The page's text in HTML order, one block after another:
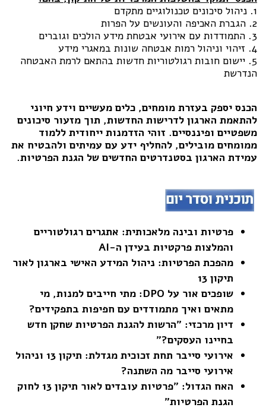
1. ניהול סיכונים טכנולוגיים מתקדם
2. הגברת האכיפה והעונשים על הפרות
3. התמודדות עם אירועי אבטחת מידע הולכים וגוברים
4. זיהוי וניהול רמות אבטחה שונות במאגרי מידע
5. יישום חובות רגולטוריות חדשות בהתאם לרמת האבטחה
הנדרשת
הכנס יספק בעזרת מומחים, כלים מעשיים וידע חיוני
להתאמת הארגון לדרישות החדשות, תוך מזעור סיכונים
משפטיים ופיננסיים. זוהי הזדמנות ייחודית ללמוד
ממומחים מובילים, להחליף ידע עם עמיתים ולהבטיח את
עמידת הארגון בסטנדרטים החדשים של הגנת הפרטיות.
פרטיות ובינה מלאכותית: אתגרים רגולטוריים
והמלצות פרקטיות בעידן ה-AI
מהפכת הפרטיות: ניהול המידע האישי בארגון לאור
תיקון 13
שופכים אור על DPO: מתי חייבים למנות, מי
מתאים ואיך מתמודדים עם חפיפות בתפקידים?
דיון מרכזי: "הרשות להגנת הפרטיות שחקן חדש
בחיינו העסקים?"
אירועי סייבר תחת זכוכית מגדלת: תיקון 13 וניהול
אירועי סייבר מה השתנה?
האח הגדול: "פרטיות עובדים לאור תיקון 13 לחוק
הגנת הפרטיות"